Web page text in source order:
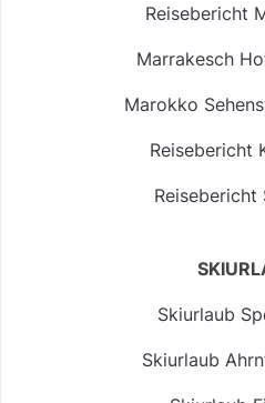
Reisebericht
Marrakesch
Marokko
Reisebericht
Reisebericht
Skiurlaub
Skiurlaub